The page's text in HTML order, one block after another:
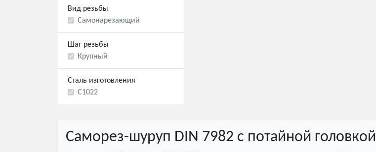
Вид резьбы
Самонарезающий
Шаг резьбы
Крупный
Сталь изготовления
С1022
Саморез-шуруп DIN 7982 с потайной головкой